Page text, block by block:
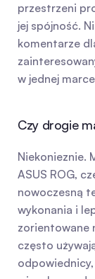
przestrzeni
jej spójność.
komentarze
w jednej
Czy drogie
Niekonieznie.
ASUS ROG,
nowoczesną
wykonania i
zorientowane
często